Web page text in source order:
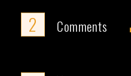
2 Comments